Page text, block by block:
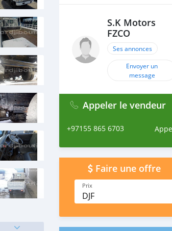
S.K Motors
FZCO
Ses annonces
Envoyer un
message
Appeler le vendeur
+97155 865 6703
Faire une offre
Prix
DJF